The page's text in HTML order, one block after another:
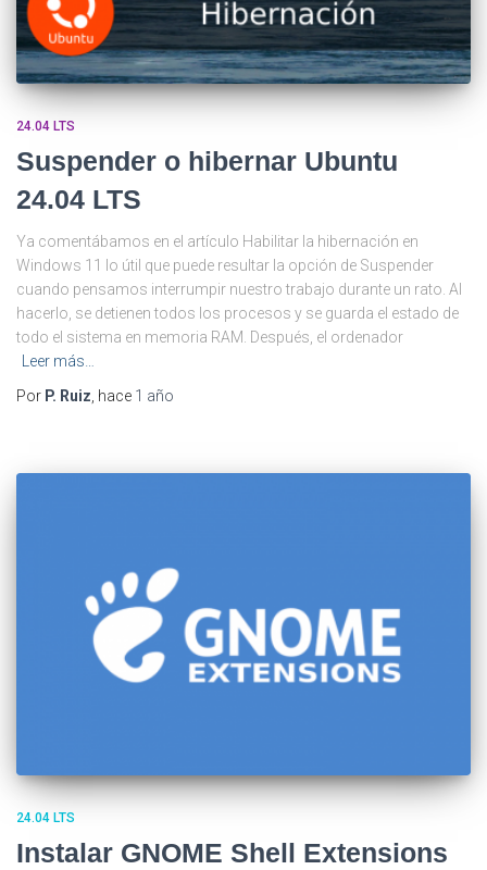
24.04 LTS
Suspender o hibernar Ubuntu
24.04 LTS
Ya comentábamos en el artículo Habilitar la hibernación en
Windows 11 lo útil que puede resultar la opción de Suspender
cuando pensamos interrumpir nuestro trabajo durante un rato. Al
hacerlo, se detienen todos los procesos y se guarda el estado de
todo el sistema en memoria RAM. Después, el ordenador
Leer más…
Por P. Ruiz , hace 1 año
24.04 LTS
Instalar GNOME Shell Extensions